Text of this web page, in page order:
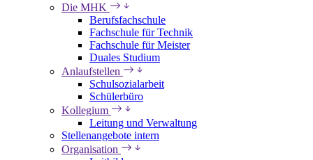
Die MHK
Berufsfachschule
Fachschule für Technik
Fachschule für Meister
Duales Studium
Anlaufstellen
Schulsozialarbeit
Schülerbüro
Kollegium
Leitung und Verwaltung
Stellenangebote intern
Organisation